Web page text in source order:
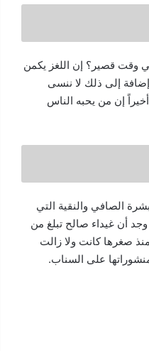
وقت قصير؟ إن اللغز يكمن
إلى ذلك لا ننسى
إن من يحبه الناس
الصافي والنقية التي
أن غيداء صالح تبلغ من
السعودية. ومنذ صغرها كانت ولا زالت
على السناب.